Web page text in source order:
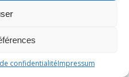
confidentialitéImpressum